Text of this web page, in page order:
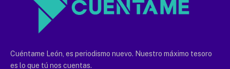
Cuéntame León, es periodismo nuevo. Nuestro máximo tesoro
es lo que tú nos cuentas.